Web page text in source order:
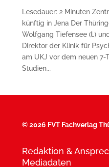
Lesedauer: 2 Minuten
künftig in Jena Der
Wolfgang Tiefensee (l.)
Direktor der Klinik für
am UKJ vor dem neuen 7-
Studien...
©2026 FVT Fachverlag
Redaktion &
Mediadaten